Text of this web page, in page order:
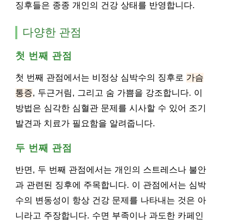
징후들은 종종 개인의 건강 상태를 반영합니다.
다양한 관점
첫 번째 관점
첫 번째 관점에서는 비정상 심박수의 징후로 가슴
통증, 두근거림, 그리고 숨 가쁨을 강조합니다. 이
방법은 심각한 심혈관 문제를 시사할 수 있어 조기
발견과 치료가 필요함을 알려줍니다.
두 번째 관점
반면, 두 번째 관점에서는 개인의 스트레스나 불안
과 관련된 징후에 주목합니다. 이 관점에서는 심박
수의 변동성이 항상 건강 문제를 나타내는 것은 아
니라고 주장합니다. 수면 부족이나 과도한 카페인